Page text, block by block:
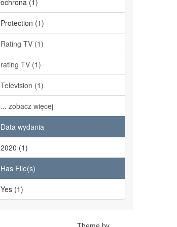
ochrona (1)
Protection (1)
Rating TV (1)
rating TV (1)
Television (1)
... zobacz więcej
Data wydania
2020 (1)
Has File(s)
Yes (1)